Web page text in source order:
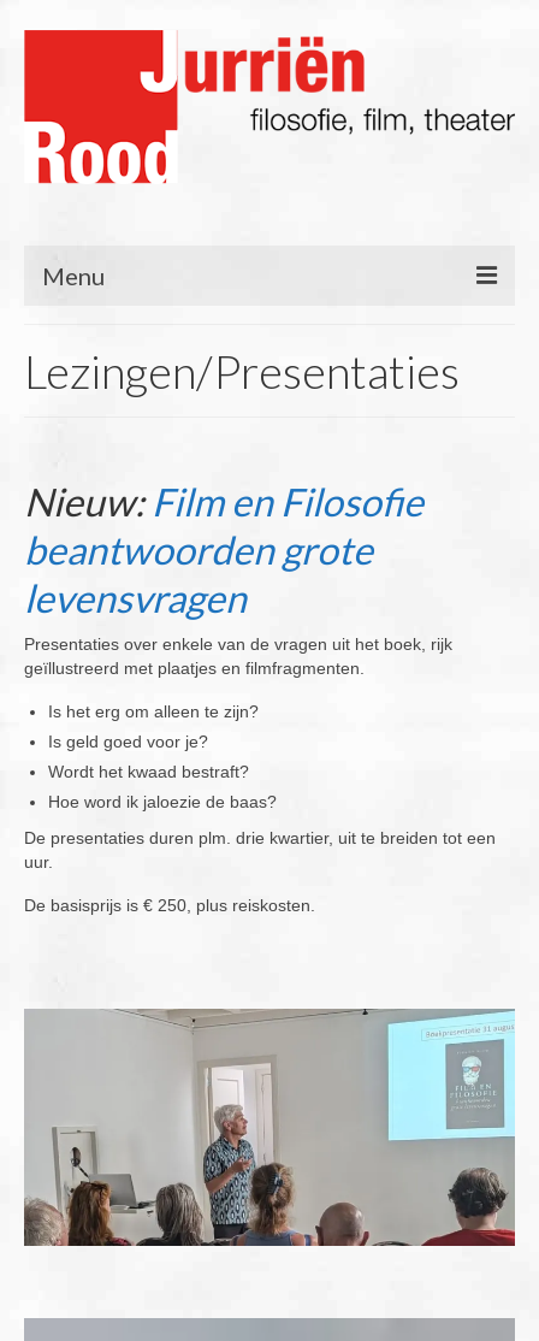
Menu
Blog
Film & TV
Theater
Overige publicaties
English
Cookiebeleid (EU)
Lezingen/Presentaties
Nieuw:Film en Filosofie
beantwoorden grote
levensvragen
Presentaties over enkele van de vragen uit het boek, rijk
geïllustreerd met plaatjes en filmfragmenten.
Is het erg om alleen te zijn?
Is geld goed voor je?
Wordt het kwaad bestraft?
Hoe word ik jaloezie de baas?
De presentaties duren plm. drie kwartier, uit te breiden tot een
uur.
De basisprijs is € 250, plus reiskosten.